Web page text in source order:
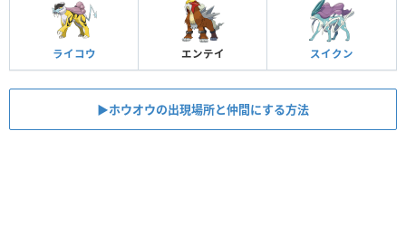
ライコウ エンテイ スイクン
▶︎ホウオウの出現場所と仲間にする方法